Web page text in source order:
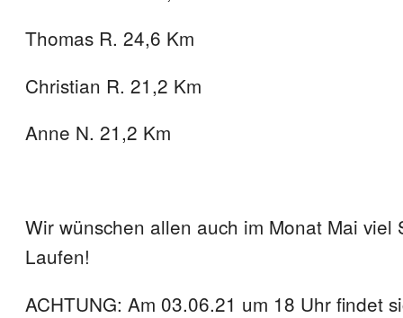
Thomas R. 24,6 Km
Christian R. 21,2 Km
Anne N. 21,2 Km
Wir wünschen allen auch im Monat Mai viel
Laufen!
ACHTUNG: Am 03.06.21 um 18 Uhr findet